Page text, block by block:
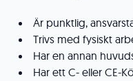
Är punktlig,
Trivs med fysiskt
Har en annan
Har ett C- eller CE-